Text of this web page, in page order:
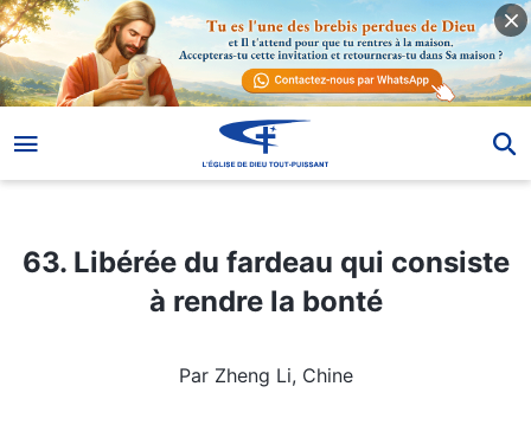
63. Libérée du fardeau qui consiste à rendre la bonté
63. Libérée du fardeau qui consiste
à rendre la bonté
Par Zheng Li, Chine